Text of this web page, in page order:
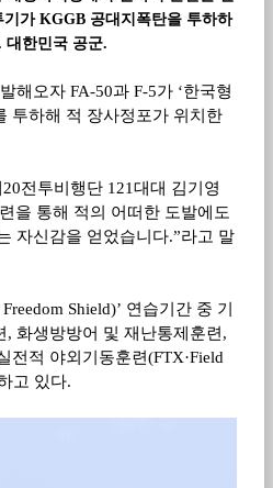
기가KGGB 공대지폭탄을 투하하
대한민국 공군.
해오자FA-50과F-5가 ‘한국형
투하해 적 장사정포가 위치한
20전투비행단121대대 김기영
을 통해 적의 어떠한 도발에도
자신감을 얻었습니다.”라고 말
Freedom Shield)’ 연습기간 중 기
, 화생방방어 및 재난통제훈련 ,
전적 야외기동훈련(FTX·Field
고 있다.